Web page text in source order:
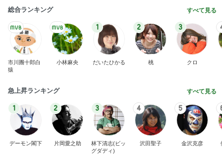
総合ランキング すべて見る
市川團十郎白
猿
小林麻央
1
だいたひかる
2
桃
3
クロ
急上昇ランキング すべて見る
1
デーモン閣下
2
片岡愛之助
3
林下清志(ビッ
グダディ)
4
沢田聖子
5
金沢克彦